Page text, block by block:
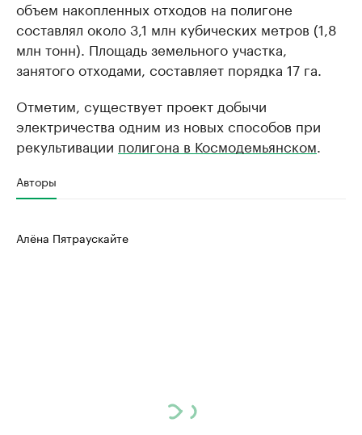
объем накопленных отходов на полигоне
составлял около 3,1 млн кубических метров (1,8
млн тонн). Площадь земельного участка,
занятого отходами, составляет порядка 17 га.
Отметим, существует проект добычи
электричества одним из новых способов при
рекультивации полигона в Космодемьянском.
Авторы
Алёна Пятраускайте